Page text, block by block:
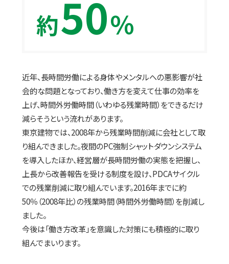
約50%
近年、長時間労働による身体やメンタルへの悪影響が社
会的な問題となっており、働き方を変えて仕事の効率を
上げ、時間外労働時間（いわゆる残業時間）をできるだけ
減らそうという流れがあります。
東京建物では、2008年から残業時間削減に会社として取
り組んできました。夜間のPC強制シャットダウンシステム
を導入したほか、経営層が長時間労働の実態を把握し、
上長から改善報告を受ける制度を設け、PDCAサイクル
での残業削減に取り組んでいます。2016年までに約
50％（2008年比）の残業時間（時間外労働時間）を削減し
ました。
今後は「働き方改革」を意識した対策にも積極的に取り
組んでまいります。